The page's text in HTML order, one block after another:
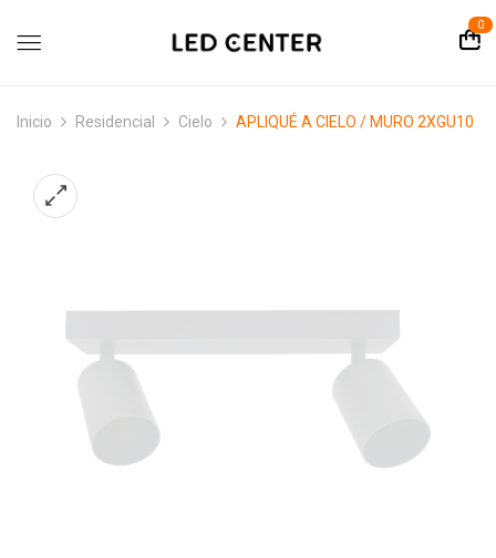
0
Inicio Residencial Cielo APLIQUÉ A CIELO / MURO 2XGU10